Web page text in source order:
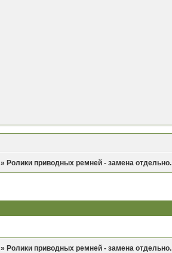
»Ролики приводных ремней - замена отдельно.
» Ролики приводных ремней - замена отдельно.